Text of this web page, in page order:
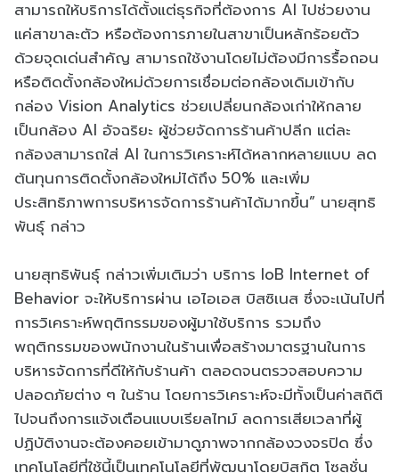
สามารถให้บริการได้ตั้งแต่ธุรกิจที่ต้องการ AI ไปช่วยงาน
แค่สาขาละตัว หรือต้องการภายในสาขาเป็นหลักร้อยตัว
ด้วยจุดเด่นสำคัญ สามารถใช้งานโดยไม่ต้องมีการรื้อถอน
หรือติดตั้งกล้องใหม่ด้วยการเชื่อมต่อกล้องเดิมเข้ากับ
กล่อง Vision Analytics ช่วยเปลี่ยนกล้องเก่าให้กลาย
เป็นกล้อง AI อัจฉริยะ ผู้ช่วยจัดการร้านค้าปลีก แต่ละ
กล้องสามารถใส่ AI ในการวิเคราะห์ได้หลากหลายแบบ ลด
ต้นทุนการติดตั้งกล้องใหม่ได้ถึง 50% และเพิ่ม
ประสิทธิภาพการบริหารจัดการร้านค้าได้มากขึ้น” นายสุทธิ
พันธุ์ กล่าว
นายสุทธิพันธุ์ กล่าวเพิ่มเติมว่า บริการ IoB Internet of
Behavior จะให้บริการผ่าน เอไอเอส บิสซิเนส ซึ่งจะเน้นไปที่
การวิเคราะห์พฤติกรรมของผู้มาใช้บริการ รวมถึง
พฤติกรรมของพนักงานในร้านเพื่อสร้างมาตรฐานในการ
บริหารจัดการที่ดีให้กับร้านค้า ตลอดจนตรวจสอบความ
ปลอดภัยต่าง ๆ ในร้าน โดยการวิเคราะห์จะมีทั้งเป็นค่าสถิติ
ไปจนถึงการแจ้งเตือนแบบเรียลไทม์ ลดการเสียเวลาที่ผู้
ปฏิบัติงานจะต้องคอยเข้ามาดูภาพจากกล้องวงจรปิด ซึ่ง
เทคโนโลยีที่ใช้นี้เป็นเทคโนโลยีที่พัฒนาโดยบิสกิต โซลูชั่น